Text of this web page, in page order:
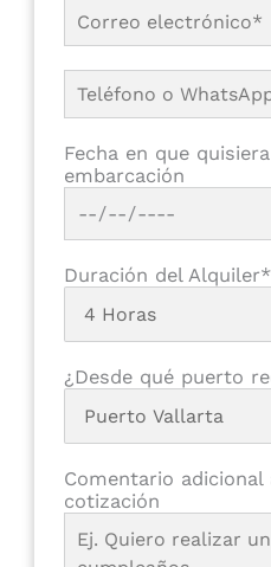
Fecha en que
embarcación
Duración del Alquiler*
¿Desde qué puerto
Comentario adicional
cotización